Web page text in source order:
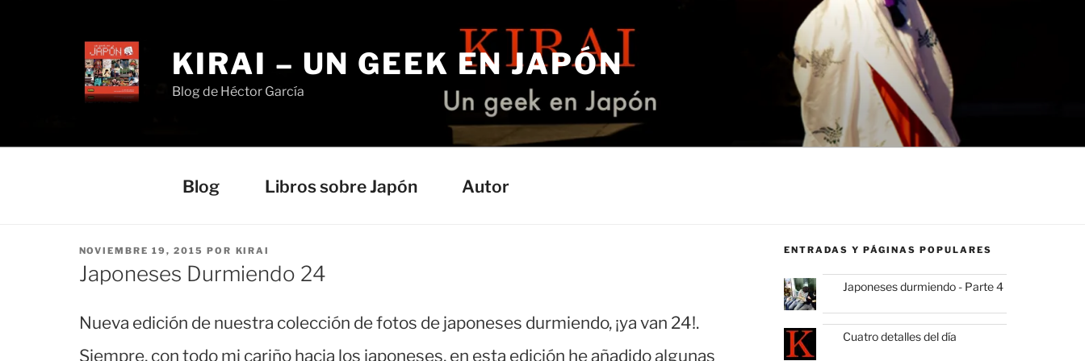
KIRAI – UN GEEK EN JAPÓN
Blog de Héctor García
Blog Libros sobre Japón Autor
PUBLICADO
EL
NOVIEMBRE 19, 2015 POR KIRAI
Japoneses Durmiendo 24
Nueva edición de nuestra colección de fotos de japoneses durmiendo, ¡ya van 24!.
Siempre, con todo mi cariño hacia los japoneses, en esta edición he añadido algunas
ENTRADAS Y PÁGINAS POPULARES
Japoneses durmiendo - Parte 4
Cuatro detalles del día